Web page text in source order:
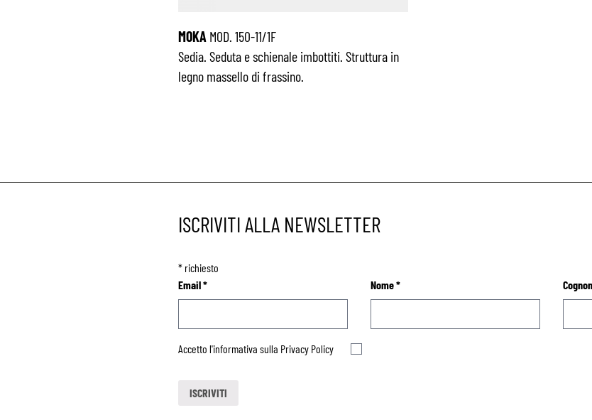
MOKA MOD. 150-11/1F
Sedia. Seduta e schienale imbottiti. Struttura in
legno massello di frassino.
ISCRIVITI ALLA NEWSLETTER
*richiesto
Email* Nome*
Accetto l'informativa sulla Privacy Policy